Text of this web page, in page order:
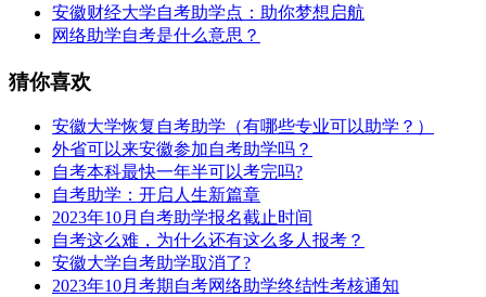
安徽财经大学自考助学点：助你梦想启航
网络助学自考是什么意思？
猜你喜欢
安徽大学恢复自考助学（有哪些专业可以助学？）
外省可以来安徽参加自考助学吗？
自考本科最快一年半可以考完吗?
自考助学：开启人生新篇章
2023年10月自考助学报名截止时间
自考这么难，为什么还有这么多人报考？
安徽大学自考助学取消了?
2023年10月考期自考网络助学终结性考核通知